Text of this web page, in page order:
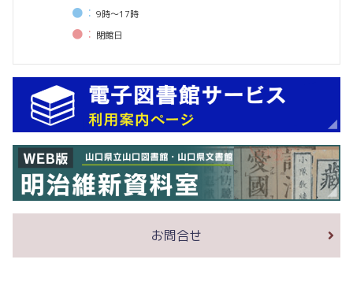
●： 9時〜17時
●： 閉館⽇
お問合せ